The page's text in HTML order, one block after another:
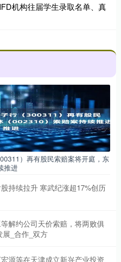
机构往届学生录取名单、真
）再有股民索赔案将开庭，东
推进
持续拉升 寒武纪涨超17%创历
解约公司天价索赔，将两败俱
展_合作_双方
源等在天津成立新兴产业投资